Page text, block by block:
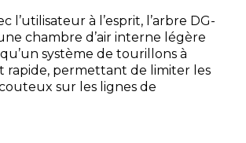
l’utilisateur à l’esprit, l’arbre DG-
chambre d’air interne légère
système de tourillons à
rapide, permettant de limiter les
sur les lignes de